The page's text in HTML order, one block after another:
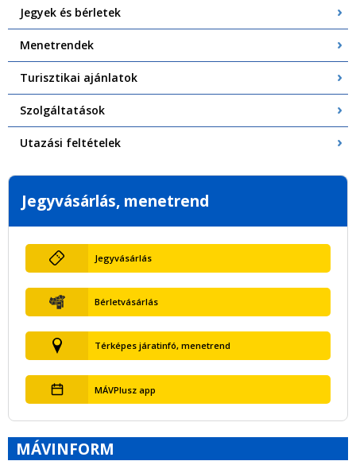
Jegyek és bérletek
Menetrendek
Turisztikai ajánlatok
Szolgáltatások
Utazási feltételek
Jegyvásárlás, menetrend
Jegyvásárlás
Bérletvásárlás
Térképes járatinfó, menetrend
MÁVPlusz app
MÁVINFORM